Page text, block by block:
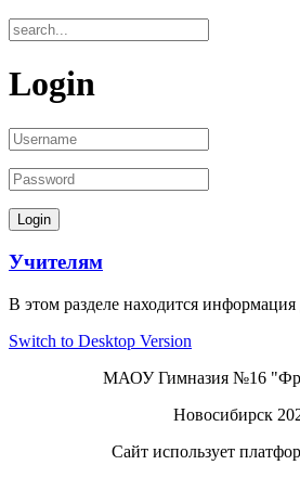
Login
Учителям
В этом разделе находится информация
Switch to Desktop Version
МАОУ Гимназия №16
Новосибирск
Сайт использует